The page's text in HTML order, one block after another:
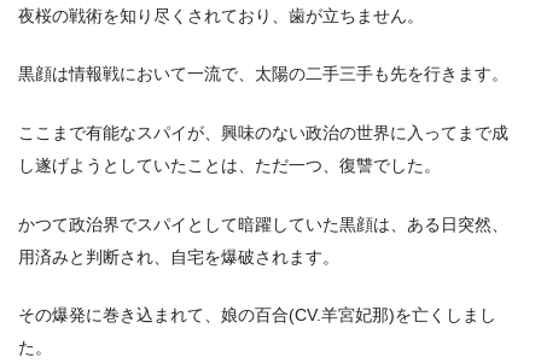
夜桜の戦術を知り尽くされており、歯が立ちません。
黒顔は情報戦において一流で、太陽の二手三手も先を行きます。
ここまで有能なスパイが、興味のない政治の世界に入ってまで成
し遂げようとしていたことは、ただ一つ、復讐でした。
かつて政治界でスパイとして暗躍していた黒顔は、ある日突然、
用済みと判断され、自宅を爆破されます。
その爆発に巻き込まれて、娘の百合(CV.羊宮妃那)を亡くしまし
た。